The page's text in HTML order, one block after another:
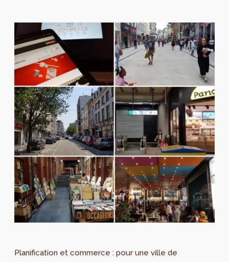
Planification et commerce : pour une ville de